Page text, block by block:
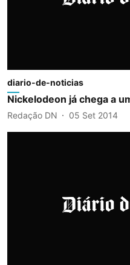
diario-de-noticias
Nickelodeon já chega a
Redação DN 05 Set 2014